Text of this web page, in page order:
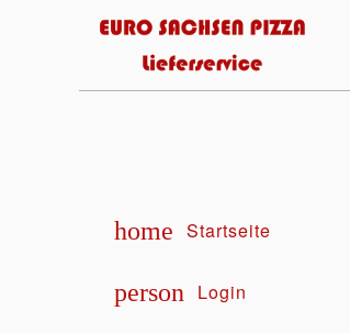
home Startseite
person Login